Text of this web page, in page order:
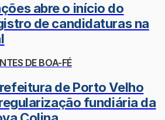
abre o início do
de candidaturas na
DE BOA-FÉ
de Porto Velho
fundiária da